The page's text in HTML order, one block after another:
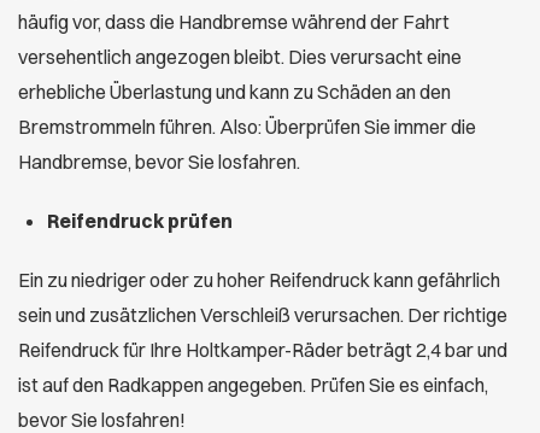
häufig vor, dass die Handbremse während der Fahrt
versehentlich angezogen bleibt. Dies verursacht eine
erhebliche Überlastung und kann zu Schäden an den
Bremstrommeln führen. Also: Überprüfen Sie immer die
Handbremse, bevor Sie losfahren.
Reifendruck prüfen
Ein zu niedriger oder zu hoher Reifendruck kann gefährlich
sein und zusätzlichen Verschleiß verursachen. Der richtige
Reifendruck für Ihre Holtkamper-Räder beträgt 2,4 bar und
ist auf den Radkappen angegeben. Prüfen Sie es einfach,
bevor Sie losfahren!